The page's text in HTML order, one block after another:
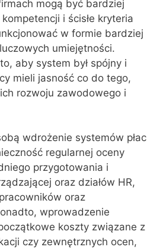
mogą być bardziej
i ścisłe kryteria
w formie bardziej
umiejętności.
aby system był spójny i
mieli jasność co do tego,
rozwoju zawodowego i
wdrożenie systemów płac
regularnej oceny
przygotowania i
oraz działów HR,
oraz
wprowadzenie
koszty związane z
czy zewnętrznych ocen,